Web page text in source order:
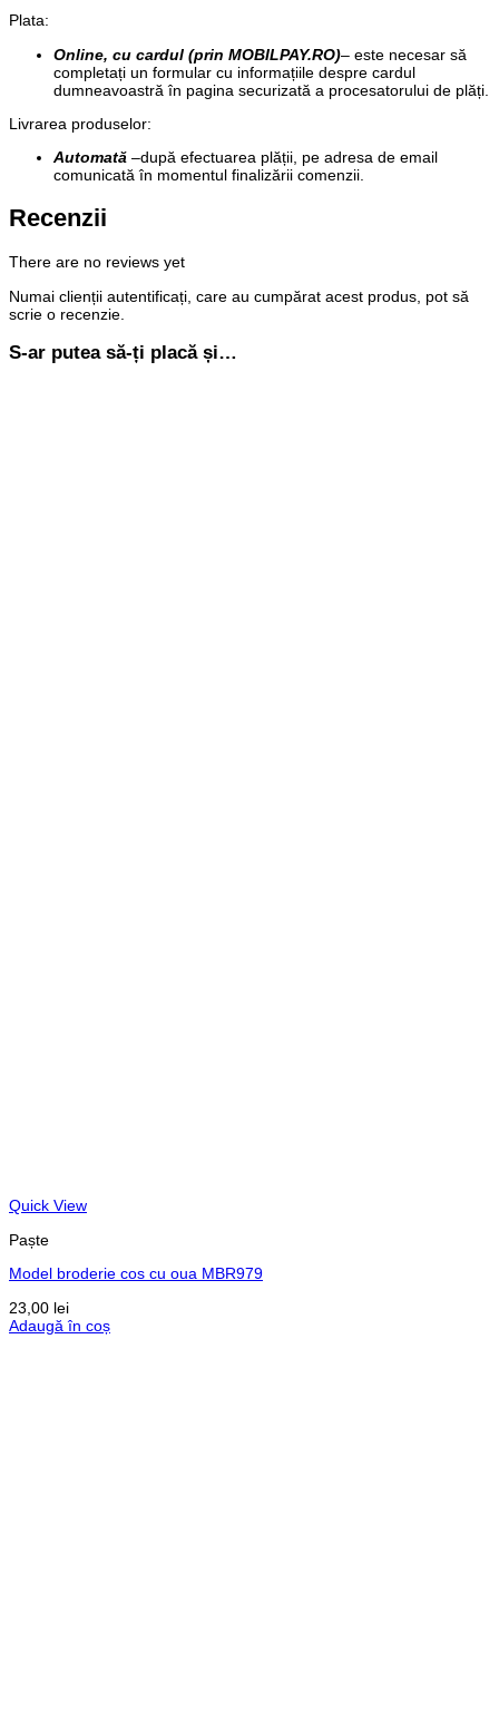
Plata:
Online, cu cardul (prin MOBILPAY.RO)– este necesar să
completați un formular cu informațiile despre cardul
dumneavoastră în pagina securizată a procesatorului de plăți.
Livrarea produselor:
Automată –după efectuarea plății, pe adresa de email
comunicată în momentul finalizării comenzii.
Recenzii
There are no reviews yet
Numai clienții autentificați, care au cumpărat acest produs, pot să
scrie o recenzie.
S-ar putea să-ți placă și…
Quick View
Paște
Model broderie cos cu oua MBR979
23,00 lei
Adaugă în coș